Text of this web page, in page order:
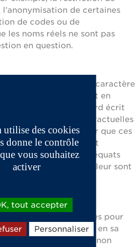
l’anonymisation de certaines
de codes ou de
les noms réels ne sont pas
en question.
des données à caractère
à un Tiers non-agent en
conclura un accord écrit
les clauses contractuelles
l’UE aux fins d’établir que ces
agents établissent et
de protection adéquats
personnel qui leur sont
mesures raisonnables pour
à caractère personnel en sa
les abus, l’accès non
utilise des cookies
donne le contrôle
vous souhaitez
activer
tout accepter
Personnaliser